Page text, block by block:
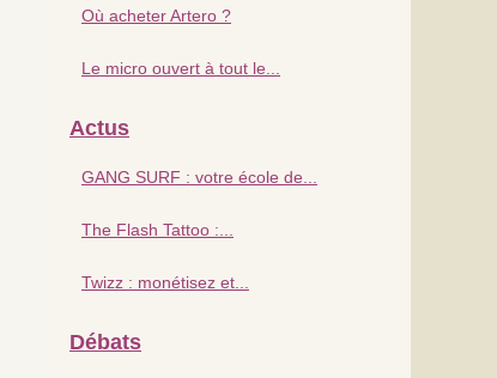
Où acheter Artero ?
Le micro ouvert à tout le...
Actus
GANG SURF : votre école de...
The Flash Tattoo :...
Twizz : monétisez et...
Débats